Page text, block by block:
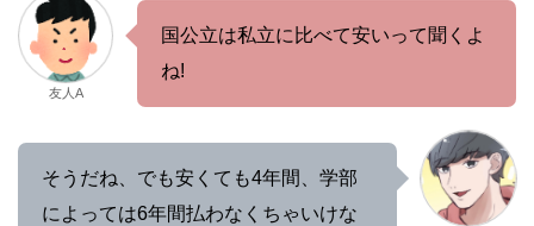
友人A
国公立は私立に比べて安いって聞くよ
ね!
そうだね、でも安くても4年間、学部
によっては6年間払わなくちゃいけな